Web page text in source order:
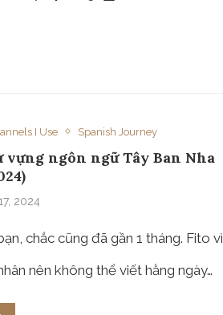
I Use Spanish Journey
vựng ngôn ngữ Tây Ban Nha
2024
chắc cũng đã gần 1 tháng. Fito vì
nên không thể viết hằng ngày…